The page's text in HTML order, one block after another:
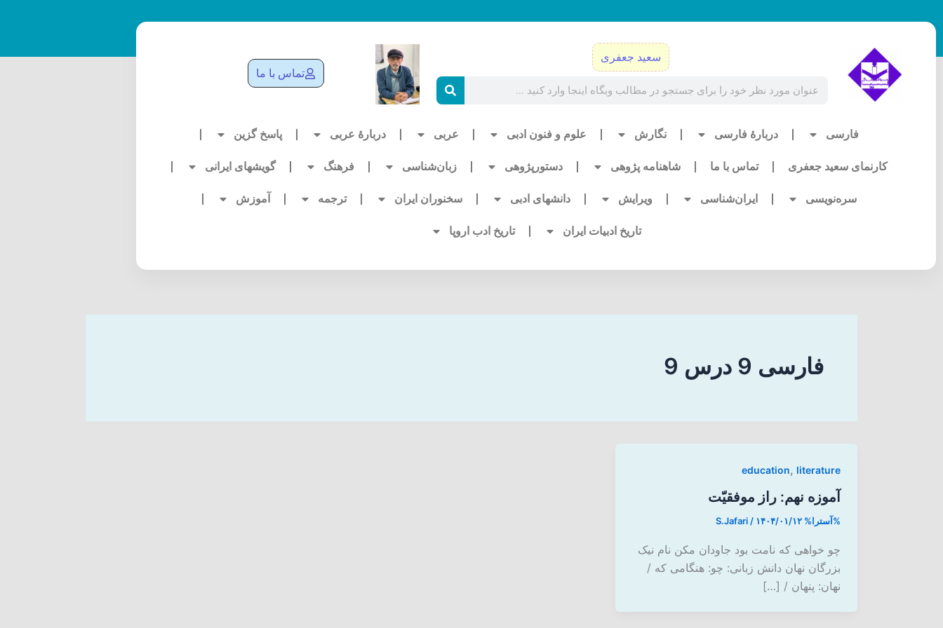
به
سعید جعفری
تماس با ما
فارسی دربارۀ فارسی نگارش علوم و فنون ادبی عربی دربارۀ عربی پاسخ گزین
کارنمای سعید جعفری تماس با ما شاهنامه پژوهی دستورپژوهی زبان‌شناسی فرهنگ گویشهای ایرانی
سره‌نویسی ایران‌شناسی ویرایش دانشهای ادبی سخنوران ایران ترجمه آموزش
تاریخ ادبیات ایران تاریخ ادب اروپا
فارسی 9 درس 9
education, literature
آموزه نهم: راز موفقیّت
%آسترا% S.Jafari / ۱۴۰۴/۰۱/۱۲
چو خواهی که نامت بود جاودان مکن نام نیک
بزرگان نهان دانش زبانی: چو: هنگامی که /
نهان: پنهان / […]